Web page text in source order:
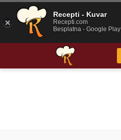
Recepti - Kuvar
Recepti.com
Besplatna - Google Play